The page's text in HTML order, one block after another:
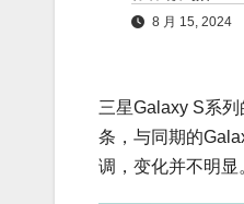
8 月 15, 2024
三星Galaxy S系
条，与同期的
调，变化并不明显